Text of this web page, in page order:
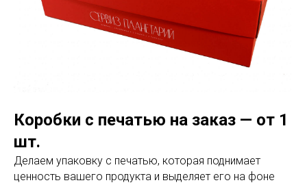
Коробки с печатью на заказ — от 1
шт.
Делаем упаковку с печатью, которая поднимает
ценность вашего продукта и выделяет его на фоне